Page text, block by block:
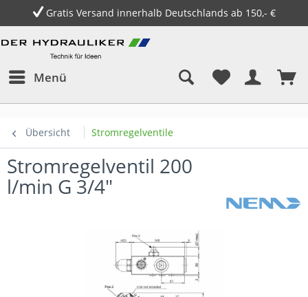
Gratis Versand innerhalb Deutschlands ab 150,- €
Menü
Übersicht Stromregelventile
Stromregelventil 200
l/min G 3/4"